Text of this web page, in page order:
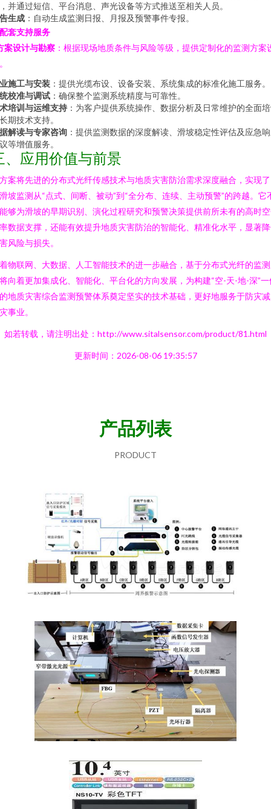
并通过短信、平台消息、声光设备等方式推送至相关人员。
生成 ：自动生成监测日报、月报及预警事件专报。
套支持服务
案设计与勘察 ：根据现场地质条件与风险等级，提供定制化的监测方案
施工与安装 ：提供光缆布设、设备安装、系统集成的标准化施工服务。
校准与调试 ：确保整个监测系统精度与可靠性。
培训与运维支持 ：为客户提供系统操作、数据分析及日常维护的全面
期技术支持。
解读与专家咨询 ：提供监测数据的深度解读、滑坡稳定性评估及应急
等增值服务。
、应用价值与前景
案将先进的分布式光纤传感技术与地质灾害防治需求深度融合，实现
坡监测从“点式、间断、被动”到“全分布、连续、主动预警”的跨越。它
够为滑坡的早期识别、演化过程研究和预警决策提供前所未有的高时
数据支撑，还能有效提升地质灾害防治的智能化、精准化水平，显著
风险与损失。
物联网、大数据、人工智能技术的进一步融合，基于分布式光纤的监
向着更加集成化、智能化、平台化的方向发展，为构建“空-天-地-深”一
地质灾害综合监测预警体系奠定坚实的技术基础，更好地服务于防灾
事业。
如若转载，请注明出处：http://www.sitalsensor.com/product/81.html
更新时间：2026-08-06 19:35:57
产品列表
PRODUCT